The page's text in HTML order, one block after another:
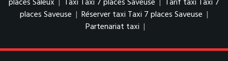
places Saveuse | Réserver taxi Taxi 7 places Saveuse |
Partenariat taxi |